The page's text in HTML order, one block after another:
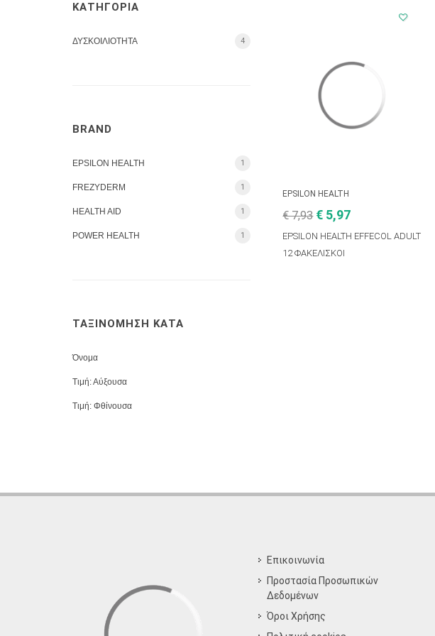
ΚΑΤΗΓΟΡΙΑ
ΔΥΣΚΟΙΛΙΟΤΗΤΑ 4
BRAND
EPSILON HEALTH 1
FREZYDERM 1
HEALTH AID 1
POWER HEALTH 1
ΤΑΞΙΝΟΜΗΣΗ ΚΑΤΑ
Όνομα
Τιμή: Αύξουσα
Τιμή: Φθίνουσα
EPSILON HEALTH
€ 7,93 € 5,97
EPSILON HEALTH EFFECOL ADULT
12 ΦΑΚΕΛΙΣΚΟΙ
Επικοινωνία
Προστασία Προσωπικών
Δεδομένων
Όροι Χρήσης